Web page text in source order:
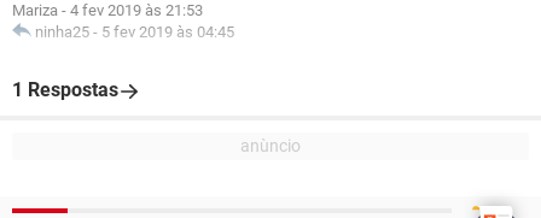
Mariza - 4 fev 2019 às 21:53
ninha25 - 5 fev 2019 às 04:45
1 Respostas